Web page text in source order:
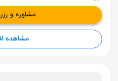
مشاوره و
مشاهده